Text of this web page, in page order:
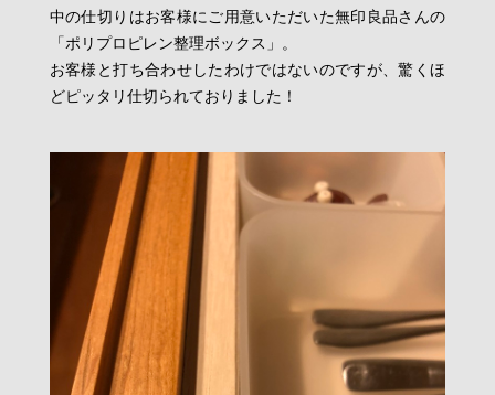
中の仕切りはお客様にご用意いただいた無印良品さんの
「ポリプロピレン整理ボックス」。
お客様と打ち合わせしたわけではないのですが、驚くほ
どピッタリ仕切られておりました！